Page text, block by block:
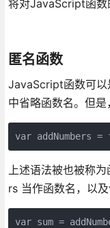
将对JavaScript函数
匿名函数
JavaScript函数可以
中省略函数名。但是
var
上述语法被也被称
rs 当作函数名，以及
var sum =